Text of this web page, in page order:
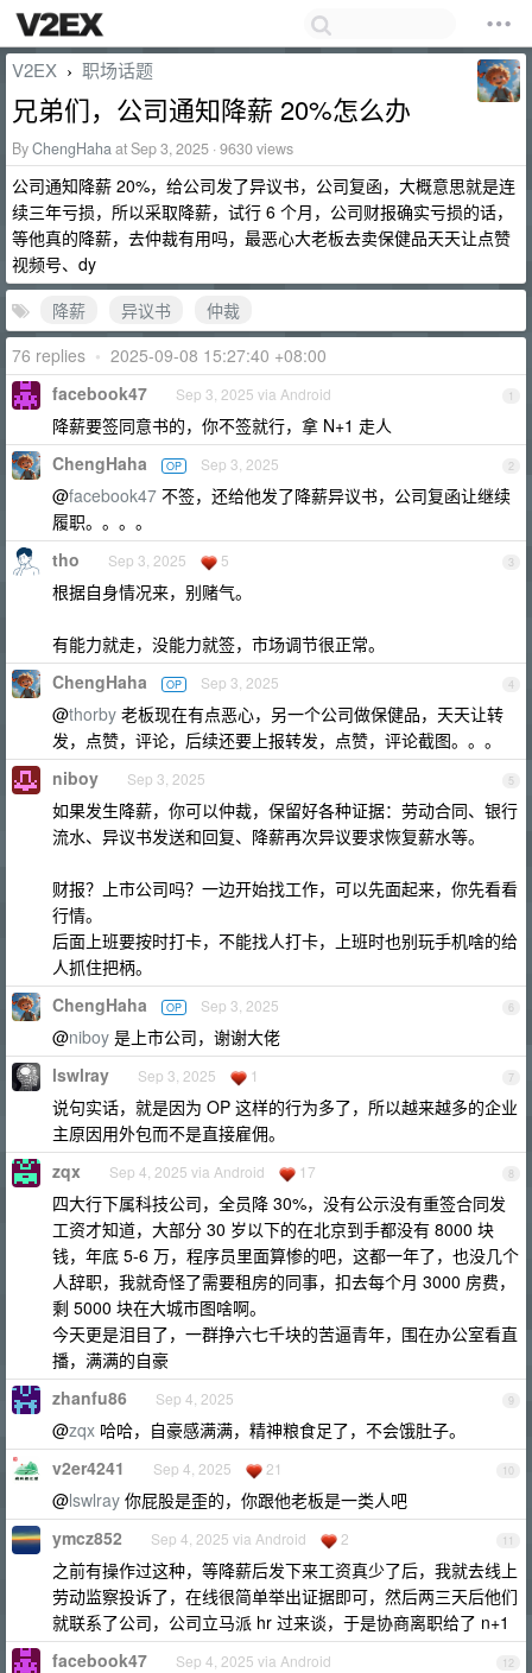
V2EX › 职场话题
兄弟们，公司通知降薪 20%怎么办
ByChengHahaat Sep 3, 2025 · 9630 views
公司通知降薪 20%，给公司发了异议书，公司复函，大概意思就是连
续三年亏损，所以采取降薪，试行 6 个月，公司财报确实亏损的话，
等他真的降薪，去仲裁有用吗，最恶心大老板去卖保健品天天让点赞
视频号、dy
降薪
异议书
仲裁
76 replies • 2025-09-08 15:27:40 +08:00
1
facebook47 Sep 3, 2025 via Android
降薪要签同意书的，你不签就行，拿 N+1 走人
2
ChengHaha OP Sep 3, 2025
@facebook47 不签，还给他发了降薪异议书，公司复函让继续
履职。。。。
3
tho Sep 3, 2025 5
根据自身情况来，别赌气。
有能力就走，没能力就签，市场调节很正常。
4
ChengHaha OP Sep 3, 2025
@thorby 老板现在有点恶心，另一个公司做保健品，天天让转
发，点赞，评论，后续还要上报转发，点赞，评论截图。。。
5
niboy Sep 3, 2025
如果发生降薪，你可以仲裁，保留好各种证据：劳动合同、银行
流水、异议书发送和回复、降薪再次异议要求恢复薪水等。
财报？上市公司吗？一边开始找工作，可以先面起来，你先看看
行情。
后面上班要按时打卡，不能找人打卡，上班时也别玩手机啥的给
人抓住把柄。
6
ChengHaha OP Sep 3, 2025
@niboy 是上市公司，谢谢大佬
7
lswlray Sep 3, 2025 1
说句实话，就是因为 OP 这样的行为多了，所以越来越多的企业
主原因用外包而不是直接雇佣。
8
zqx Sep 4, 2025 via Android 17
四大行下属科技公司，全员降 30%，没有公示没有重签合同发
工资才知道，大部分 30 岁以下的在北京到手都没有 8000 块
钱，年底 5-6 万，程序员里面算惨的吧，这都一年了，也没几个
人辞职，我就奇怪了需要租房的同事，扣去每个月 3000 房费，
剩 5000 块在大城市图啥啊。
今天更是泪目了，一群挣六七千块的苦逼青年，围在办公室看直
播，满满的自豪
9
zhanfu86 Sep 4, 2025
@zqx 哈哈，自豪感满满，精神粮食足了，不会饿肚子。
10
v2er4241 Sep 4, 2025 21
@lswlray 你屁股是歪的，你跟他老板是一类人吧
11
ymcz852 Sep 4, 2025 via Android 2
之前有操作过这种，等降薪后发下来工资真少了后，我就去线上
劳动监察投诉了，在线很简单举出证据即可，然后两三天后他们
就联系了公司，公司立马派 hr 过来谈，于是协商离职给了 n+1
12
facebook47 Sep 4, 2025 via Android